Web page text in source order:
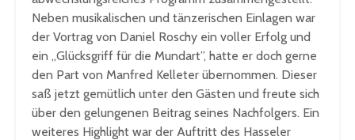
Neben musikalischen und tänzerischen Einlagen war
der Vortrag von Daniel Roschy ein voller Erfolg und
ein „Glücksgriff für die Mundart”, hatte er doch gerne
den Part von Manfred Kelleter übernommen. Dieser
saß jetzt gemütlich unter den Gästen und freute sich
über den gelungenen Beitrag seines Nachfolgers. Ein
weiteres Highlight war der Auftritt des Hasseler